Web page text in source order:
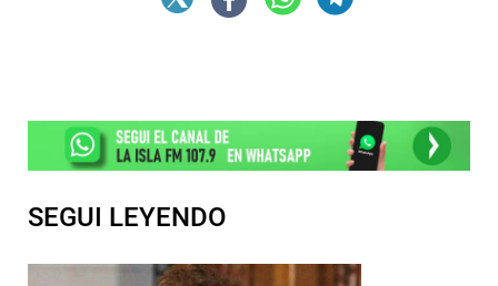
SEGUI LEYENDO